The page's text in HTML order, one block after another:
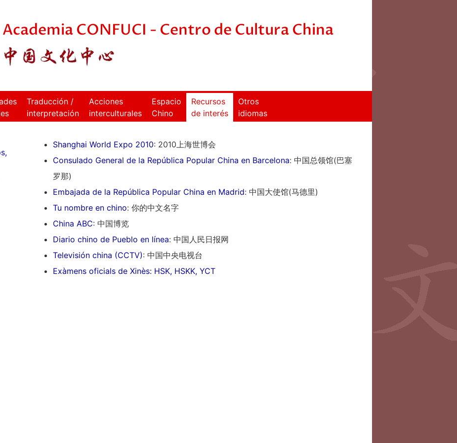
Academia CONFUCI - Centro de Cultura China
Traducción /
interpretación
Acciones
interculturales
Espacio
Chino
Recursos
de interés
Otros
idiomas
Shanghai World Expo 2010: 2010上海世博会
Consulado General de la República Popular China en Barcelona: 中国总领馆(巴塞
罗那)
Embajada de la República Popular China en Madrid: 中国大使馆(马德里)
Tu nombre en chino: 你的中文名字
China ABC: 中国博览
Diario chino de Pueblo en línea: 中国人民日报网
Televisión china (CCTV): 中国中央电视台
Exàmens oficials de Xinès: HSK, HSKK, YCT